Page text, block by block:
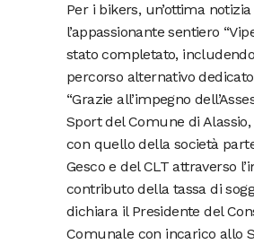
Per i bikers, un’ottima
l’appassionante sentiero
stato completato,
percorso alternativo
“Grazie all’impegno
Sport del Comune di
con quello della società
Gesco e del CLT attraverso
contributo della tassa di
dichiara il Presidente del
Comunale con incarico allo